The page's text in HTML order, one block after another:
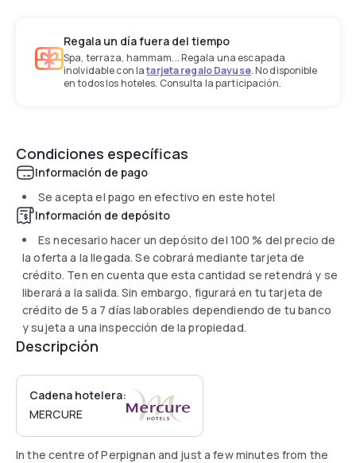
Regala un día fuera del tiempo
Spa, terraza, hammam... Regala una escapada
inolvidable con latarjeta regalo Dayuse. No disponible
en todos los hoteles. Consulta la participación.
Condiciones específicas
Información de pago
Se acepta el pago en efectivo en este hotel
Información de depósito
Es necesario hacer un depósito del 100 % del precio de
la oferta a la llegada. Se cobrará mediante tarjeta de
crédito. Ten en cuenta que esta cantidad se retendrá y se
liberará a la salida. Sin embargo, figurará en tu tarjeta de
crédito de 5 a 7 días laborables dependiendo de tu banco
y sujeta a una inspección de la propiedad.
Descripción
Cadena hotelera:
MERCURE
In the centre of Perpignan and just a few minutes from the